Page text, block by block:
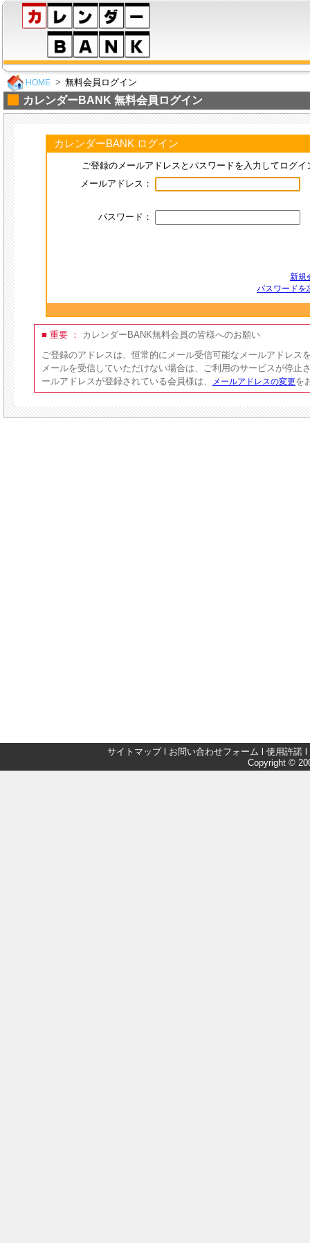
HOME 無料会員ログイン
カレンダーBANK 無料会員ログイン
カレンダーBANK ログイン
ご登録のメールアドレスとパスワードを入力してログイ
メールアドレス：
パスワード：
新規
パスワードを
■ 重要 ：
カレンダーBANK無料会員の皆様へのお願い
ご登録のアドレスは、恒常的にメール受信可能なメールアドレス
メールを受信していただけない場合は、ご利用のサービスが停止
ールアドレスが登録されている会員様は、
メールアドレスの変更を
サイトマップl お問い合わせフォーム 使用許諾
Copyright ©